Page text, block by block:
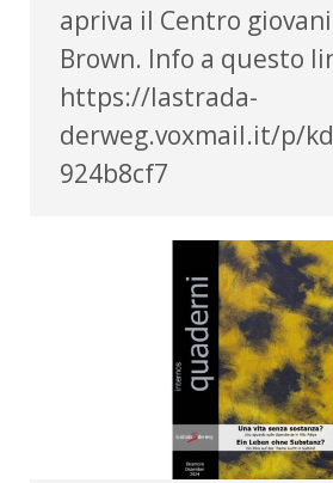
apriva il Centro
Brown. Info a questo
https://lastrada-
derweg.voxmail.it/p/
924b8cf7